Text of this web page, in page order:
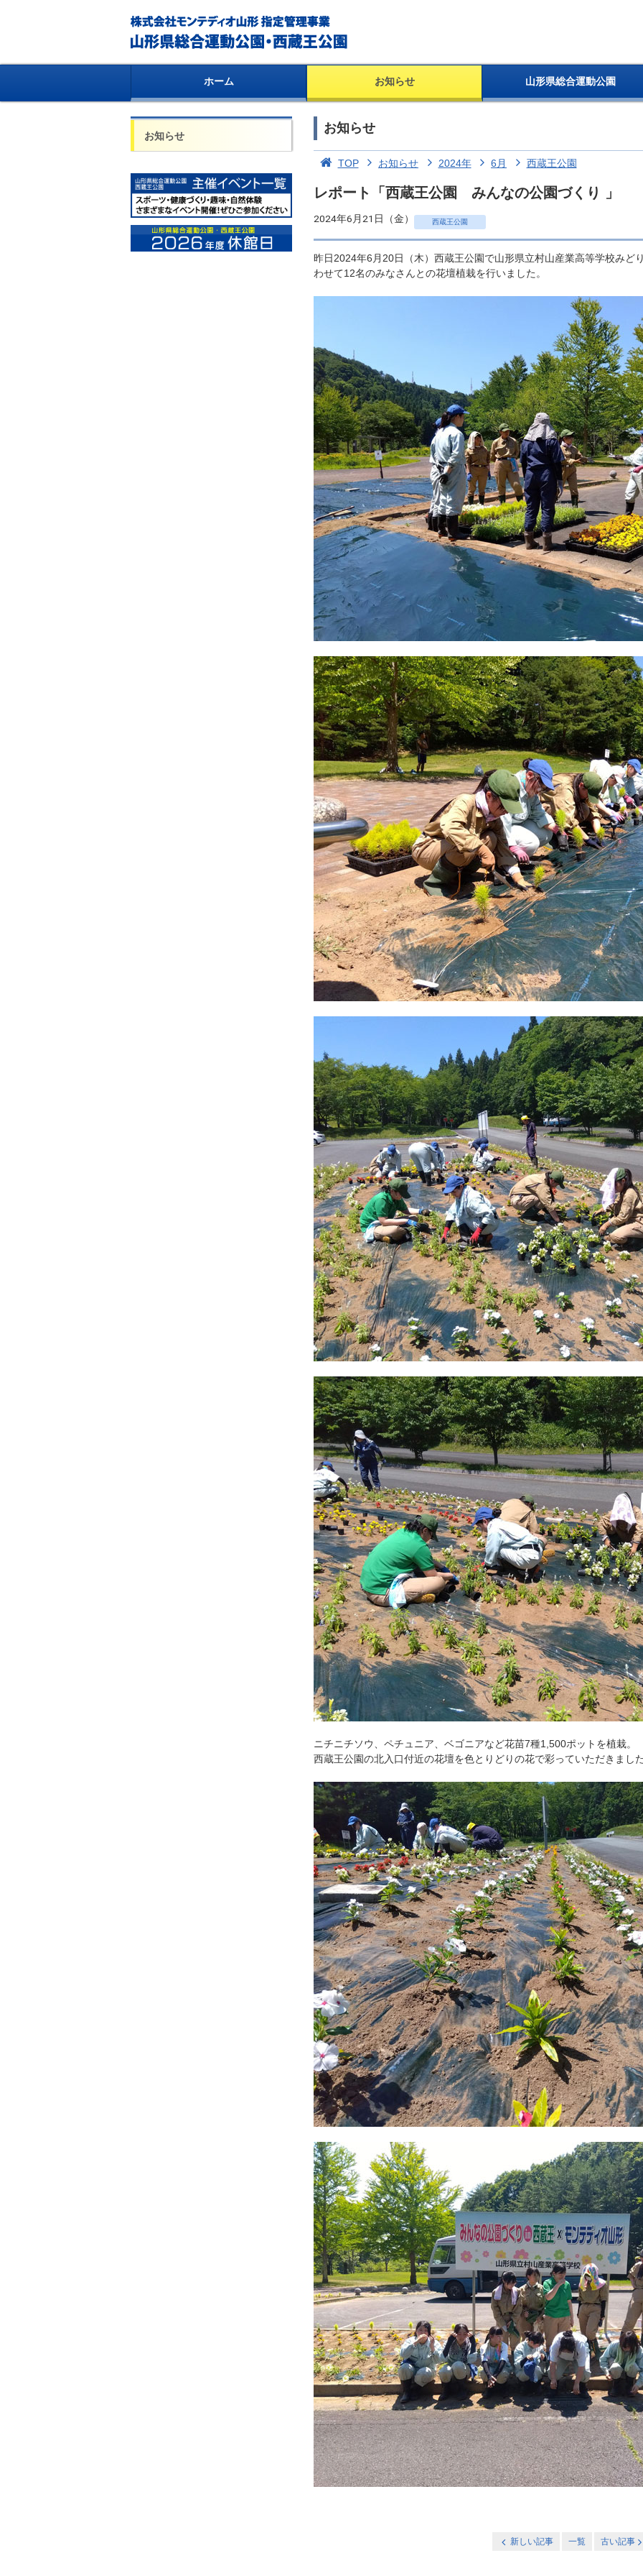
ホーム お知らせ 山形県総合運動公園
お知らせ
お知らせ
TOP お知らせ 2024年 6月 西蔵王公園
レポート「西蔵王公園 みんなの公園づくり 」
2024年6月21日（金） 西蔵王公園
昨日2024年6月20日（木）西蔵王公園で山形県立村山産業高等学校みど
わせて12名のみなさんとの花壇植栽を行いました。
ニチニチソウ、ペチュニア、ベゴニアなど花苗7種1,500ポットを植栽。
西蔵王公園の北入口付近の花壇を色とりどりの花で彩っていただきまし
新しい記事 一覧 古い記事